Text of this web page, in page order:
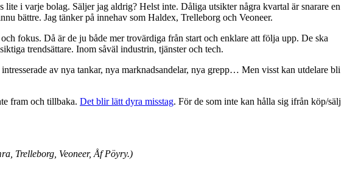
i varje bolag. Säljer jag aldrig? Helst inte. Dåliga utsikter några kvartal är snarare en
bättre. Jag tänker på innehav som Haldex, Trelleborg och Veoneer.
fokus. Då är de ju både mer trovärdiga från start och enklare att följa upp. De ska
trendsättare. Inom såväl industrin, tjänster och tech.
av nya tankar, nya marknadsandelar, nya grepp… Men visst kan utdelare bli
fram och tillbaka. Det blir lätt dyra misstag. För de som inte kan hålla sig ifrån köp/sälj
Trelleborg, Veoneer, Åf Pöyry.)